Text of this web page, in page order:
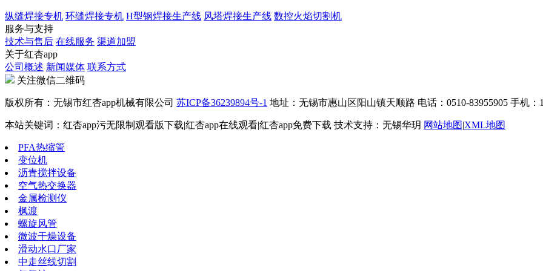
纵缝焊接专机 环缝焊接专机 H型钢焊接生产线 风塔焊接生产线 数控火焰切割机
服务与支持
技术与售后 在线服务 渠道加盟
关于红杏app
公司概述 新闻媒体 联系方式
关注微信二维码
版权所有：无锡市红杏app机械有限公司 苏ICP备36239894号-1 地址：无锡市惠山区阳山镇天顺路 电话：0510-83955905 手机
本站关键词：红杏app污无限制观看版下载|红杏app在线观看|红杏app免费下载 技术支持：无锡华玥 网站地图|XML地图
PFA热缩管
变位机
沥青搅拌设备
空气热交换器
金属检测仪
枫渡
螺旋风管
微波干燥设备
滑动水口厂家
中走丝线切割